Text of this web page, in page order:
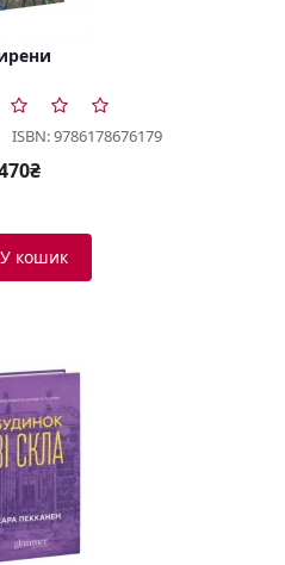
ISBN: 9786178676179
У кошик